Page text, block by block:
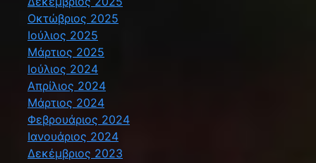
Οκτώβριος 2025
Ιούλιος 2025
Μάρτιος 2025
Ιούλιος 2024
Απρίλιος 2024
Μάρτιος 2024
Φεβρουάριος 2024
Ιανουάριος 2024
Δεκέμβριος 2023